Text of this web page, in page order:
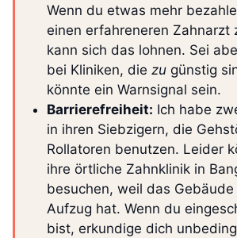
Wenn du etwas mehr
einen erfahreneren Zahnarzt
kann sich das lohnen. Sei
bei Kliniken, die zu günstig
könnte ein Warnsignal sein.
Barrierefreiheit: Ich habe
in ihren Siebzigern, die
Rollatoren benutzen. Leider
ihre örtliche Zahnklinik in
besuchen, weil das Gebäude
Aufzug hat. Wenn du
bist, erkundige dich